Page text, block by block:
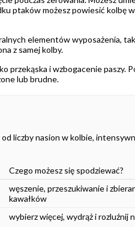
ptaków możesz powiesić kolbę
elementów wyposażenia,
z samej kolby.
przekąska i wzbogacenie paszy.
lub brudne.
liczby nasion w kolbie,
Czego możesz się spodziewać?
węszenie, przeszukiwanie i
kawałków
wybierz więcej, wydrąż i rozluźnij